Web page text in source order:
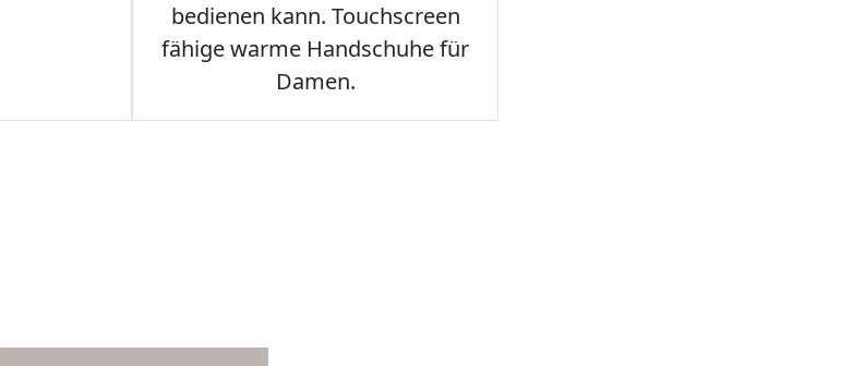
bedienen kann. Touchscreen
fähige warme Handschuhe für
Damen.